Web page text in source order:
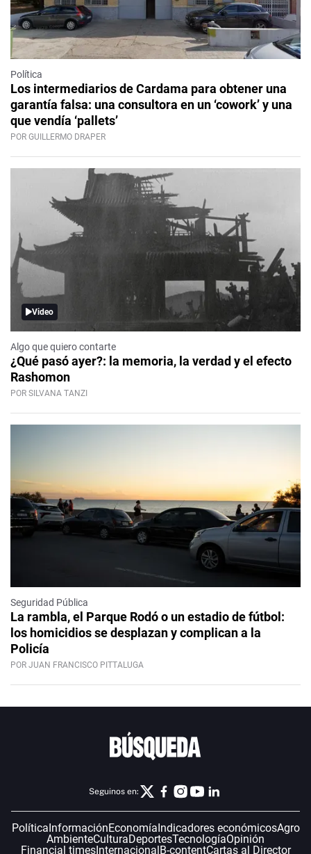
Política
Los intermediarios de Cardama para obtener una
garantía falsa: una consultora en un ‘cowork’ y una
que vendía ‘pallets’
POR GUILLERMO DRAPER
Video
Algo que quiero contarte
¿Qué pasó ayer?: la memoria, la verdad y el efecto
Rashomon
POR SILVANA TANZI
Seguridad Pública
La rambla, el Parque Rodó o un estadio de fútbol:
los homicidios se desplazan y complican a la
Policía
POR JUAN FRANCISCO PITTALUGA
Seguinos en:
Política InformaciónEconomía Indicadores económicosAgro
AmbienteCulturaDeportesTecnologíaOpinión
Financial timesInternacional B-contentCartas al Director